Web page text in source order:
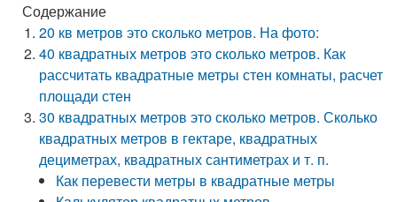
Содержание
20 кв метров это сколько метров. На фото:
40 квадратных метров это сколько метров. Как
рассчитать квадратные метры стен комнаты, расчет
площади стен
30 квадратных метров это сколько метров. Сколько
квадратных метров в гектаре, квадратных
дециметрах, квадратных сантиметрах и т. п.
Как перевести метры в квадратные метры